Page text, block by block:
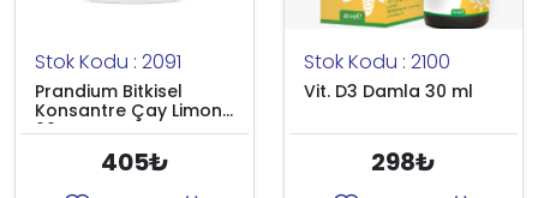
Stok Kodu : 2091
Prandium Bitkisel
Konsantre Çay Limon
60 gr
405₺
Stok Kodu : 2100
Vit. D3 Damla 30 ml
298₺